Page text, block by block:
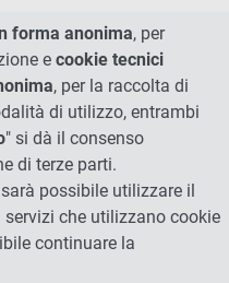
forma anonima, per
e cookie tecnici
, per la raccolta di
di utilizzo, entrambi
" si dà il consenso
di terze parti.
possibile utilizzare il
servizi che utilizzano cookie
continuare la